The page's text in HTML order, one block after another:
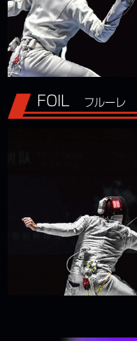
FOIL フルーレ